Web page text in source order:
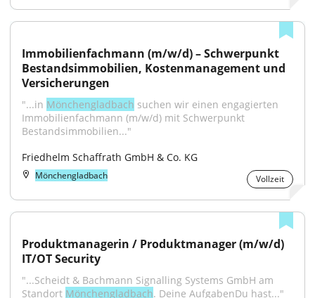
Immobilienfachmann (m/w/d) – Schwerpunkt
Bestandsimmobilien, Kostenmanagement und
Versicherungen
"...in Mönchengladbach suchen wir einen engagierten
Immobilienfachmann (m/w/d) mit Schwerpunkt
Bestandsimmobilien..."
Friedhelm Schaffrath GmbH & Co. KG
Mönchengladbach Vollzeit
Produktmanagerin / Produktmanager (m/w/d)
IT/OT Security
"...Scheidt & Bachmann Signalling Systems GmbH am
Standort Mönchengladbach. Deine AufgabenDu hast..."